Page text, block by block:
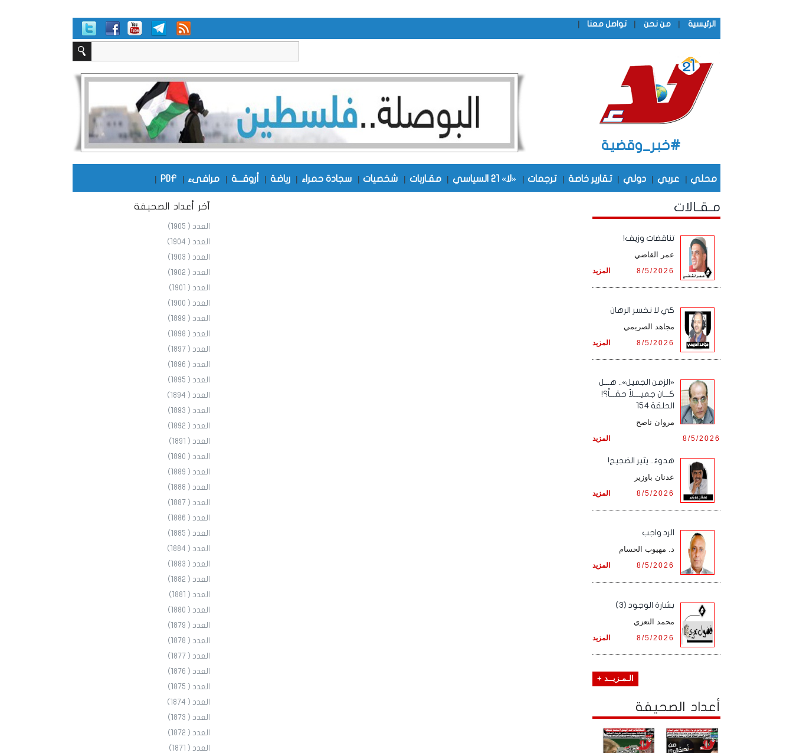
الرئيسية | من نحن | تواصل معنا |
#خبر_وقضية
محلي | عربي | دولي | تقارير خاصة | ترجمات | «لا» 21 السياسي | مقـاربات | شخصيات | سجادة حمراء | رياضة | أروقـــة | مرافىء |
PDF
|
آخر أعداد الصحيفة
العدد ( 1905)
العدد ( 1904)
العدد ( 1903)
العدد ( 1902)
العدد ( 1901)
العدد ( 1900)
العدد ( 1899)
العدد ( 1898)
العدد ( 1897)
العدد ( 1896)
العدد ( 1895)
العدد ( 1894)
العدد ( 1893)
العدد ( 1892)
العدد ( 1891)
العدد ( 1890)
العدد ( 1889)
العدد ( 1888)
العدد ( 1887)
العدد ( 1886)
العدد ( 1885)
العدد ( 1884)
العدد ( 1883)
العدد ( 1882)
العدد ( 1881)
العدد ( 1880)
العدد ( 1879)
العدد ( 1878)
العدد ( 1877)
العدد ( 1876)
العدد ( 1875)
العدد ( 1874)
العدد ( 1873)
العدد ( 1872)
العدد ( 1871)
مـقـالات
تناقضات وزيف!
عمر القاضي
المزيد 8/5/2026
كي لا نخسر الرهان
مجاهد الصريمي
المزيد 8/5/2026
«الزمن الجميل».. هـــل
كـــان جميــــلاً حقـــاً؟!
الحلقة 154
مروان ناصح
المزيد 8/5/2026
هدوءٌ.. يثير الضجيج!
عدنان باوزير
المزيد 8/5/2026
الرد واجب
د. مهيوب الحسام
المزيد 8/5/2026
بشارة الوجود (3)
محمد التعزي
المزيد 8/5/2026
الـمـزيــد +
أعداد الصحيفة